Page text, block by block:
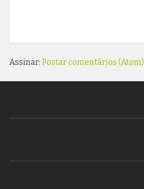
Assinar: Postar comentários (Atom)